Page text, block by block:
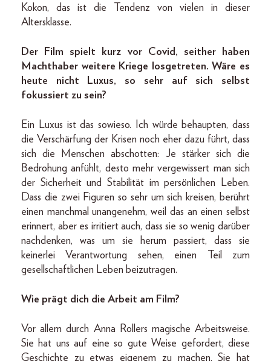
Kokon, das ist die Tendenz von vielen in dieser
Altersklasse.
Der Film spielt kurz vor Covid, seither haben
Machthaber weitere Kriege losgetreten. Wäre es
heute nicht Luxus, so sehr auf sich selbst
fokussiert zu sein?
Ein Luxus ist das sowieso. Ich würde behaupten, dass
die Verschärfung der Krisen noch eher dazu führt, dass
sich die Menschen abschotten: Je stärker sich die
Bedrohung anfühlt, desto mehr vergewissert man sich
der Sicherheit und Stabilität im persönlichen Leben.
Dass die zwei Figuren so sehr um sich kreisen, berührt
einen manchmal unangenehm, weil das an einen selbst
erinnert, aber es irritiert auch, dass sie so wenig darüber
nachdenken, was um sie herum passiert, dass sie
keinerlei Verantwortung sehen, einen Teil zum
gesellschaftlichen Leben beizutragen.
Wie prägt dich die Arbeit am Film?
Vor allem durch Anna Rollers magische Arbeitsweise.
Sie hat uns auf eine so gute Weise gefordert, diese
Geschichte zu etwas eigenem zu machen. Sie hat